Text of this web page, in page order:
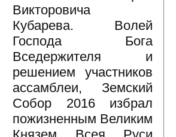
Викторовича
Кубарева. Волей
Господа Бога
Вседержителя и
решением участников
ассамблеи, Земский
Собор 2016 избрал
пожизненным Великим